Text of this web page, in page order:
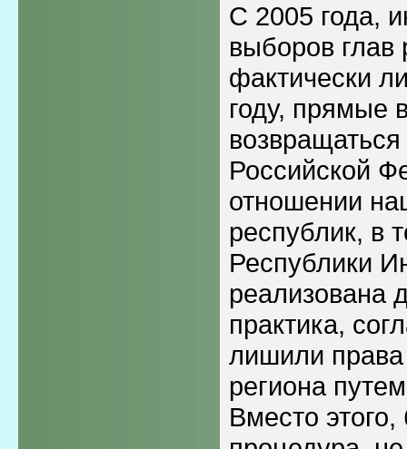
С 2005 года,
выборов глав
фактически
году, прямые
Российской
отношении
республик, в
Республики
реализована
практика,
лишили
региона
Вместо